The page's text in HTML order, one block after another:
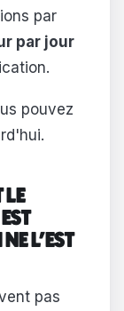
par
par jour
pouvez
LE
L'EST
pas